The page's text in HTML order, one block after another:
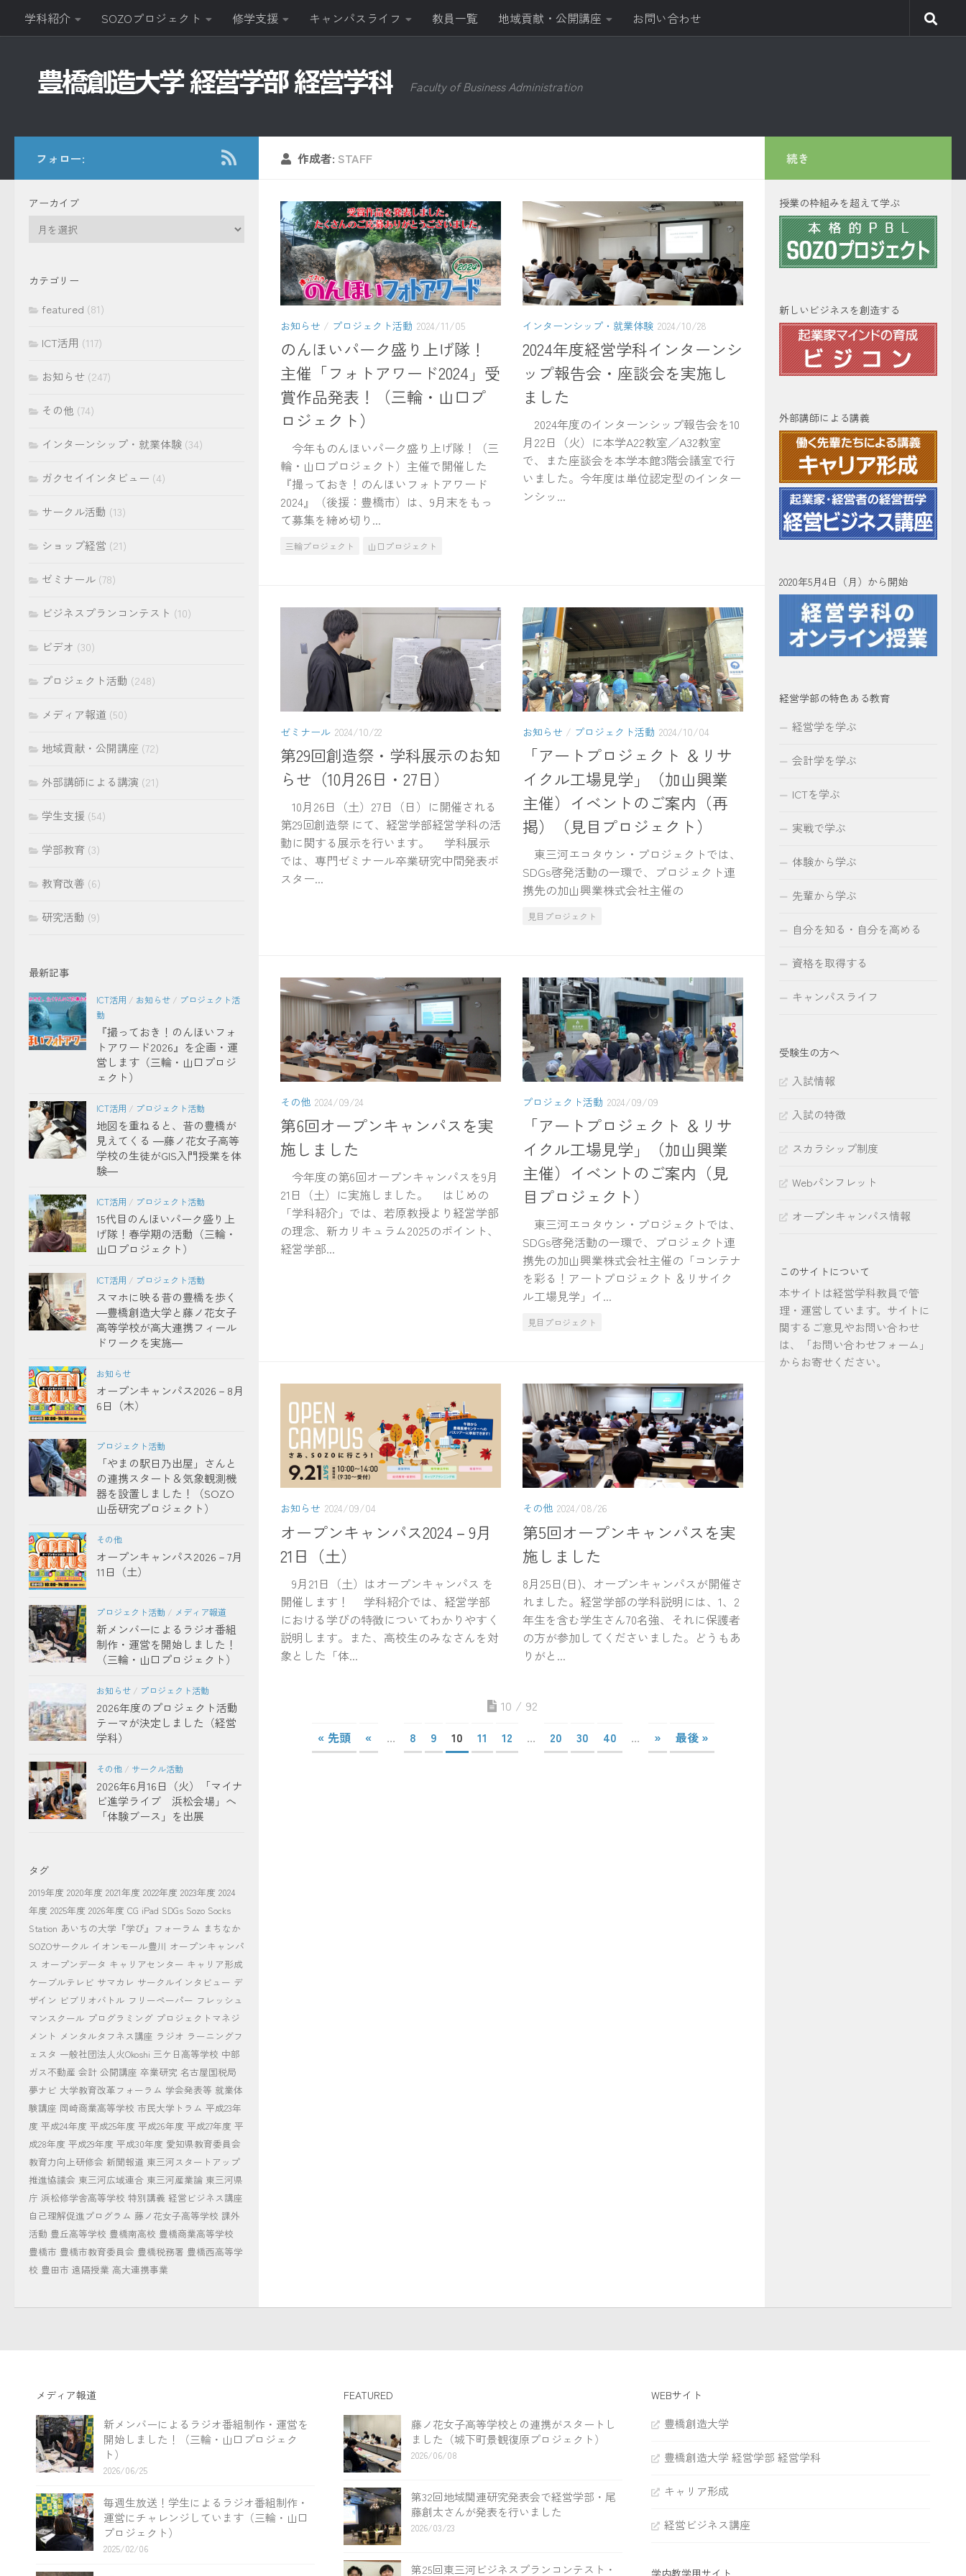
コンテンツへスキップ
学科紹介 SOZOプロジェクト 修学支援 キャンパスライフ 教員一覧 地域貢献・公開講座 お問い合わせ
Faculty of Business Administration
作成者: STAFF
お知らせ / プロジェクト活動 2024/11/05
のんほいパーク盛り上げ隊！
主催「フォトアワード2024」受
賞作品発表！（三輪・山口プ
ロジェクト）
今年ものんほいパーク盛り上げ隊！（三
輪・山口プロジェクト）主催で開催した
『撮っておき！のんほいフォトアワード
2024』（後援：豊橋市）は、9月末をもっ
て募集を締め切り...
三輪プロジェクト 山口プロジェクト
インターンシップ・就業体験 2024/10/28
2024年度経営学科インターンシ
ップ報告会・座談会を実施し
ました
2024年度のインターンシップ報告会を10
月22日（火）に本学A22教室／A32教室
で、また座談会を本学本館3階会議室で行
いました。今年度は単位認定型のインター
ンシッ...
ゼミナール 2024/10/22
第29回創造祭・学科展示のお知
らせ（10月26日・27日）
10月26日（土）27日（日）に開催される
第29回創造祭 にて、経営学部経営学科の活
動に関する展示を行います。 学科展示
では、専門ゼミナール卒業研究中間発表ポ
スター...
お知らせ / プロジェクト活動 2024/10/04
「アートプロジェクト ＆リサ
イクル工場見学」（加山興業
主催）イベントのご案内（再
掲）（見目プロジェクト）
東三河エコタウン・プロジェクトでは、
SDGs啓発活動の一環で、プロジェクト連
携先の加山興業株式会社主催の
見目プロジェクト
その他 2024/09/24
第6回オープンキャンパスを実
施しました
今年度の第6回オープンキャンパスを9月
21日（土）に実施しました。 はじめの
「学科紹介」では、若原教授より経営学部
の理念、新カリキュラム2025のポイント、
経営学部...
プロジェクト活動 2024/09/09
「アートプロジェクト ＆リサ
イクル工場見学」（加山興業
主催）イベントのご案内（見
目プロジェクト）
東三河エコタウン・プロジェクトでは、
SDGs啓発活動の一環で、プロジェクト連
携先の加山興業株式会社主催の「コンテナ
を彩る！アートプロジェクト ＆リサイク
ル工場見学」イ...
見目プロジェクト
お知らせ 2024/09/04
オープンキャンパス2024－9月
21日（土）
9月21日（土）はオープンキャンパス を
開催します！ 学科紹介では、経営学部
における学びの特徴についてわかりやすく
説明します。また、高校生のみなさんを対
象とした「体...
その他 2024/08/26
第5回オープンキャンパスを実
施しました
8月25日(日)、オープンキャンパスが開催さ
れました。経営学部の学科説明には、1、2
年生を含む学生さん70名強、それに保護者
の方が参加してくださいました。どうもあ
りがと...
10 / 92
« 先頭 « ... 8 9 10 11 12 ... 20 30 40 ... » 最後 »
フォロー:
アーカイブ
イ
カテゴリー
featured (81)
ICT活用 (117)
お知らせ (247)
その他 (74)
インターンシップ・就業体験 (34)
ガクセイインタビュー (4)
サークル活動 (13)
ショップ経営 (21)
ゼミナール (78)
ビジネスプランコンテスト (10)
ビデオ (30)
プロジェクト活動 (248)
メディア報道 (50)
地域貢献・公開講座 (72)
外部講師による講演 (21)
学生支援 (54)
学部教育 (3)
教育改善 (6)
研究活動 (9)
最新記事
ICT活用 / お知らせ / プロジェクト活
動
『撮っておき！のんほいフォ
トアワード2026』を企画・運
営します（三輪・山口プロジ
ェクト）
ICT活用 / プロジェクト活動
地図を重ねると、昔の豊橋が
見えてくる ―藤ノ花女子高等
学校の生徒がGIS入門授業を体
験―
ICT活用 / プロジェクト活動
15代目のんほいパーク盛り上
げ隊！春学期の活動（三輪・
山口プロジェクト）
ICT活用 / プロジェクト活動
スマホに映る昔の豊橋を歩く
―豊橋創造大学と藤ノ花女子
高等学校が高大連携フィール
ドワークを実施―
お知らせ
オープンキャンパス2026－8月
6日（木）
プロジェクト活動
「やまの駅日乃出屋」さんと
の連携スタート＆気象観測機
器を設置しました！（SOZO
山岳研究プロジェクト）
その他
オープンキャンパス2026－7月
11日（土）
プロジェクト活動 / メディア報道
新メンバーによるラジオ番組
制作・運営を開始しました！
（三輪・山口プロジェクト）
お知らせ / プロジェクト活動
2026年度のプロジェクト活動
テーマが決定しました（経営
学科）
その他 / サークル活動
2026年6月16日（火）「マイナ
ビ進学ライブ 浜松会場」へ
「体験ブース」を出展
タグ
2019年度 2020年度 2021年度 2022年度 2023年度 2024
年度 2025年度 2026年度 CG iPad SDGs Sozo Socks
Station あいちの大学『学び』フォーラム まちなか
SOZOサークル イオンモール豊川 オープンキャンパ
ス オープンデータ キャリアセンター キャリア形成
ケーブルテレビ サマカレ サークルインタビュー デ
ザイン ビブリオバトル フリーペーパー フレッシュ
マンスクール プログラミング プロジェクトマネジ
メント メンタルタフネス講座 ラジオ ラーニングフ
ェスタ 一般社団法人火Okoshi 三ケ日高等学校 中部
ガス不動産 会計 公開講座 卒業研究 名古屋国税局
夢ナビ 大学教育改革フォーラム 学会発表等 就業体
験講座 岡崎商業高等学校 市民大学トラム 平成23年
度 平成24年度 平成25年度 平成26年度 平成27年度 平
成28年度 平成29年度 平成30年度 愛知県教育委員会
教育力向上研修会 新聞報道 東三河スタートアップ
推進協議会 東三河広域連合 東三河産業論 東三河県
庁 浜松修学舎高等学校 特別講義 経営ビジネス講座
自己理解促進プログラム 藤ノ花女子高等学校 課外
活動 豊丘高等学校 豊橋南高校 豊橋商業高等学校
豊橋市 豊橋市教育委員会 豊橋税務署 豊橋西高等学
校 豊田市 遠隔授業 高大連携事業
続き
授業の枠組みを超えて学ぶ
新しいビジネスを創造する
外部講師による講義
2020年5月4日（月）から開始
経営学部の特色ある教育
経営学を学ぶ
会計学を学ぶ
ICTを学ぶ
実戦で学ぶ
体験から学ぶ
先輩から学ぶ
自分を知る・自分を高める
資格を取得する
キャンパスライフ
受験生の方へ
入試情報
入試の特徴
スカラシップ制度
Webパンフレット
オープンキャンパス情報
このサイトについて
本サイトは経営学科教員で管
理・運営しています。サイトに
関するご意見やお問い合わせ
は、「お問い合わせフォーム」
からお寄せください。
メディア報道
新メンバーによるラジオ番組制作・運営を
開始しました！（三輪・山口プロジェク
ト）
2026/06/25
毎週生放送！学生によるラジオ番組制作・
運営にチャレンジしています（三輪・山口
プロジェクト）
2025/02/06
FEATURED
藤ノ花女子高等学校との連携がスタートし
ました（城下町景観復原プロジェクト）
2026/06/08
第32回地域関連研究発表会で経営学部・尾
藤創太さんが発表を行いました
2026/03/23
第25回東三河ビジネスプランコンテスト・
WEBサイト
豊橋創造大学
豊橋創造大学 経営学部 経営学科
キャリア形成
経営ビジネス講座
学内教学用サイト